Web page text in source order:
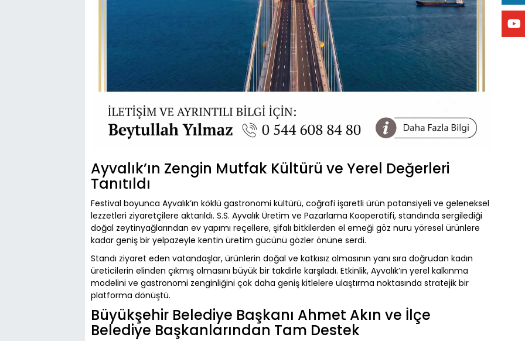
Ayvalık’ın Zengin Mutfak Kültürü ve Yerel Değerleri
Tanıtıldı
Festival boyunca Ayvalık’ın köklü gastronomi kültürü, coğrafi işaretli ürün potansiyeli ve geleneksel
lezzetleri ziyaretçilere aktarıldı. S.S. Ayvalık Üretim ve Pazarlama Kooperatifi, standında sergilediği
doğal zeytinyağlarından ev yapımı reçellere, şifalı bitkilerden el emeği göz nuru yöresel ürünlere
kadar geniş bir yelpazeyle kentin üretim gücünü gözler önüne serdi.
Standı ziyaret eden vatandaşlar, ürünlerin doğal ve katkısız olmasının yanı sıra doğrudan kadın
üreticilerin elinden çıkmış olmasını büyük bir takdirle karşıladı. Etkinlik, Ayvalık’ın yerel kalkınma
modelini ve gastronomi zenginliğini çok daha geniş kitlelere ulaştırma noktasında stratejik bir
platforma dönüştü.
Büyükşehir Belediye Başkanı Ahmet Akın ve İlçe
Belediye Başkanlarından Tam Destek